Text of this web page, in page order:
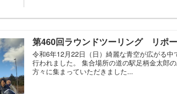
第460回ラウンドツーリング リポ
令和6年12月22日（日）綺麗な青空が広がる
行われました。 集合場所の道の駅足柄金太郎
方々に集まっていただきました...